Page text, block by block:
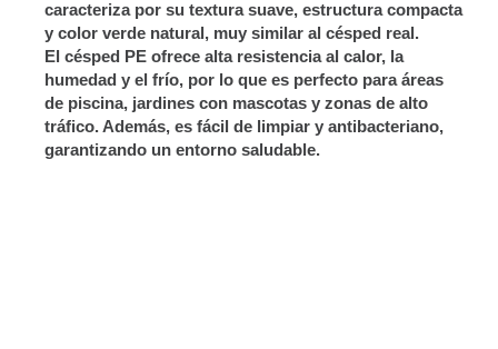
caracteriza por su textura suave, estructura compacta
y color verde natural, muy similar al césped real.
El césped PE ofrece alta resistencia al calor, la
humedad y el frío, por lo que es perfecto para áreas
de piscina, jardines con mascotas y zonas de alto
tráfico. Además, es fácil de limpiar y antibacteriano,
garantizando un entorno saludable.